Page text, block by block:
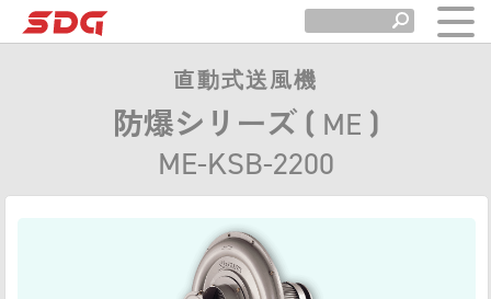
直動式送風機
防爆シリーズ ( ME )
ME-KSB-2200